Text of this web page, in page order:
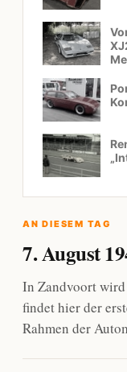
AN DIESEM TAG
7. August
In Zandvoort
findet hier der
Rahmen der